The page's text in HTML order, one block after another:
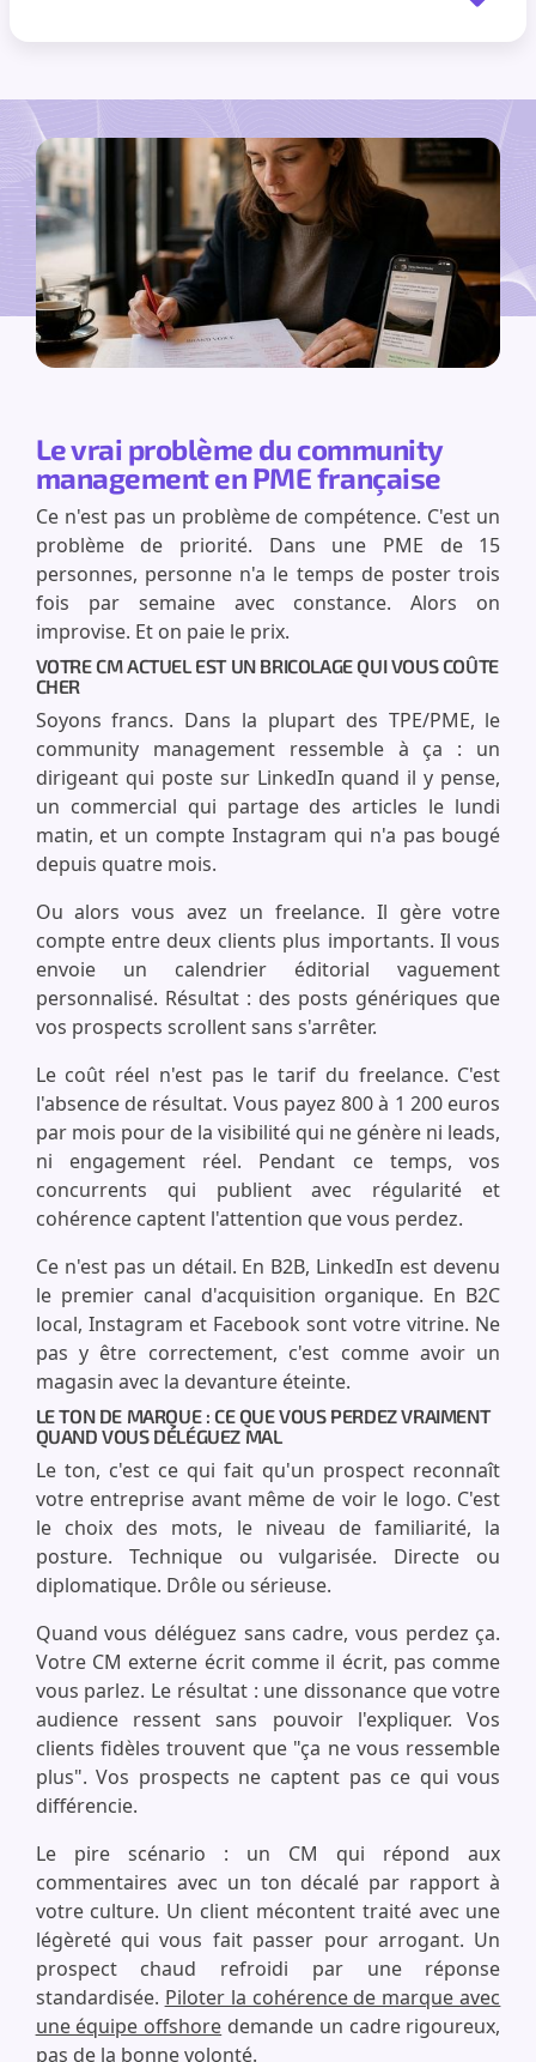
Le vrai problème du community
management en PME française
Ce n'est pas un problème de compétence. C'est un
problème de priorité. Dans une PME de 15
personnes, personne n'a le temps de poster trois
fois par semaine avec constance. Alors on
improvise. Et on paie le prix.
VOTRE CM ACTUEL EST UN BRICOLAGE QUI VOUS COÛTE
CHER
Soyons francs. Dans la plupart des TPE/PME, le
community management ressemble à ça : un
dirigeant qui poste sur LinkedIn quand il y pense,
un commercial qui partage des articles le lundi
matin, et un compte Instagram qui n'a pas bougé
depuis quatre mois.
Ou alors vous avez un freelance. Il gère votre
compte entre deux clients plus importants. Il vous
envoie un calendrier éditorial vaguement
personnalisé. Résultat : des posts génériques que
vos prospects scrollent sans s'arrêter.
Le coût réel n'est pas le tarif du freelance. C'est
l'absence de résultat. Vous payez 800 à 1 200 euros
par mois pour de la visibilité qui ne génère ni leads,
ni engagement réel. Pendant ce temps, vos
concurrents qui publient avec régularité et
cohérence captent l'attention que vous perdez.
Ce n'est pas un détail. En B2B, LinkedIn est devenu
le premier canal d'acquisition organique. En B2C
local, Instagram et Facebook sont votre vitrine. Ne
pas y être correctement, c'est comme avoir un
magasin avec la devanture éteinte.
LE TON DE MARQUE : CE QUE VOUS PERDEZ VRAIMENT
QUAND VOUS DÉLÉGUEZ MAL
Le ton, c'est ce qui fait qu'un prospect reconnaît
votre entreprise avant même de voir le logo. C'est
le choix des mots, le niveau de familiarité, la
posture. Technique ou vulgarisée. Directe ou
diplomatique. Drôle ou sérieuse.
Quand vous déléguez sans cadre, vous perdez ça.
Votre CM externe écrit comme il écrit, pas comme
vous parlez. Le résultat : une dissonance que votre
audience ressent sans pouvoir l'expliquer. Vos
clients fidèles trouvent que "ça ne vous ressemble
plus". Vos prospects ne captent pas ce qui vous
différencie.
Le pire scénario : un CM qui répond aux
commentaires avec un ton décalé par rapport à
votre culture. Un client mécontent traité avec une
légèreté qui vous fait passer pour arrogant. Un
prospect chaud refroidi par une réponse
standardisée. Piloter la cohérence de marque avec
une équipe offshore demande un cadre rigoureux,
pas de la bonne volonté.